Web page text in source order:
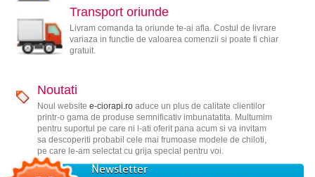
Transport oriunde
Livram comanda ta oriunde te-ai afla. Costul de livrare
variaza in functie de valoarea comenzii si poate fi chiar
gratuit.
Noutati
Noul website e-ciorapi.roaduce un plus de calitate clientilor
printr-o gama de produse semnificativ imbunatatita. Multumim
pentru suportul pe care ni l-ati oferit pana acum si va invitam
sa descoperiti probabil cele mai frumoase modele de chiloti,
pe care le-am selectat cu grija special pentru voi.
Newsletter